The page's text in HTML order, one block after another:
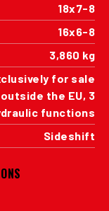
18x7-8
16x6-8
3,860 kg
for sale
outside the EU, 3
functions
Sideshift